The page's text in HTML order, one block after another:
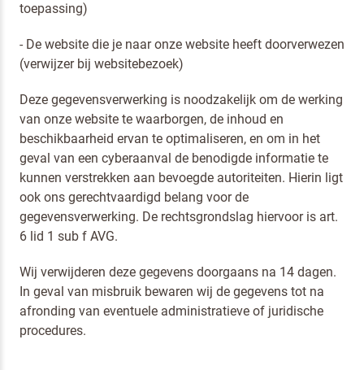
toepassing)
- De website die je naar onze website heeft doorverwezen
(verwijzer bij websitebezoek)
Deze gegevensverwerking is noodzakelijk om de werking
van onze website te waarborgen, de inhoud en
beschikbaarheid ervan te optimaliseren, en om in het
geval van een cyberaanval de benodigde informatie te
kunnen verstrekken aan bevoegde autoriteiten. Hierin ligt
ook ons gerechtvaardigd belang voor de
gegevensverwerking. De rechtsgrondslag hiervoor is art.
6 lid 1 sub f AVG.
Wij verwijderen deze gegevens doorgaans na 14 dagen.
In geval van misbruik bewaren wij de gegevens tot na
afronding van eventuele administratieve of juridische
procedures.